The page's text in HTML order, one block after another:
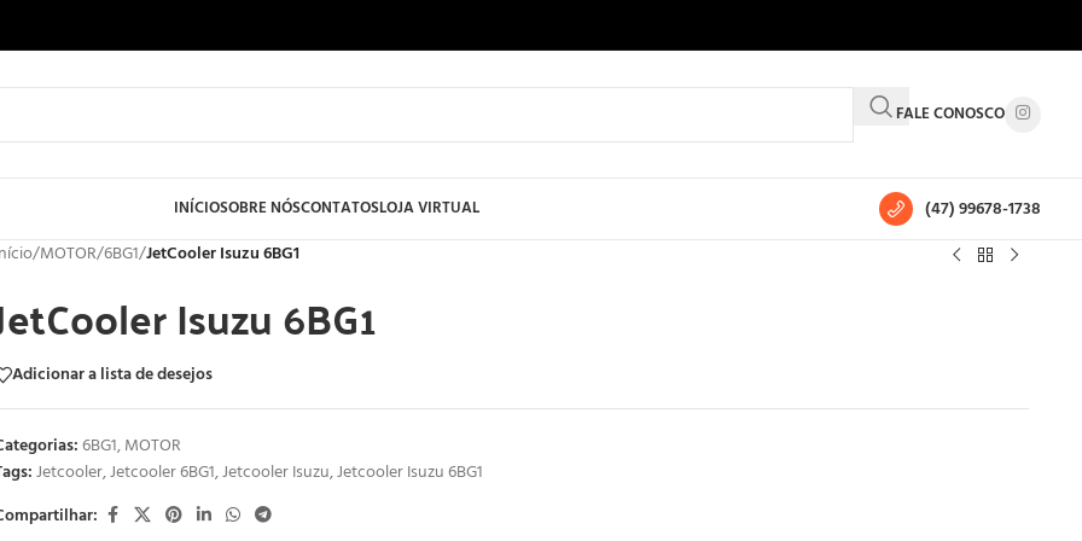
FALE CONOSCO
INÍCIOSOBRE NÓSCONTATOSLOJA VIRTUAL (47) 99678-1738
/MOTOR/6BG1/JetCooler Isuzu 6BG1
Isuzu 6BG1
Adicionar a lista de desejos
6BG1,MOTOR
Jetcooler,Jetcooler 6BG1,Jetcooler Isuzu,Jetcooler Isuzu 6BG1